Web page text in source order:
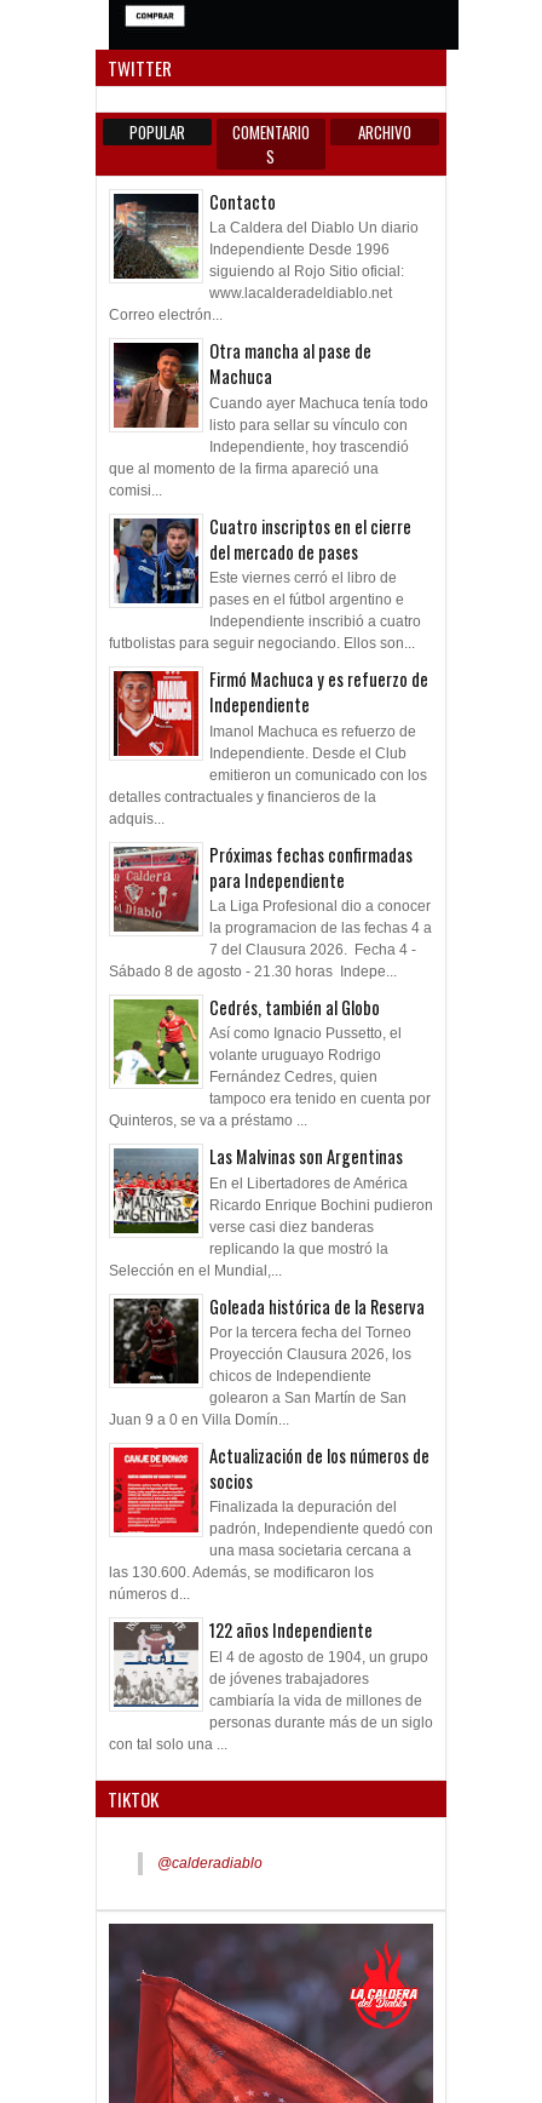
TWITTER
POPULAR
COMENTARIO
S
ARCHIVO
Contacto
La Caldera del Diablo Un diario
Independiente Desde 1996
siguiendo al Rojo Sitio oficial:
www.lacalderadeldiablo.net
Correo electrón...
Otra mancha al pase de
Machuca
Cuando ayer Machuca tenía todo
listo para sellar su vínculo con
Independiente, hoy trascendió
que al momento de la firma apareció una
comisi...
Cuatro inscriptos en el cierre
del mercado de pases
Este viernes cerró el libro de
pases en el fútbol argentino e
Independiente inscribió a cuatro
futbolistas para seguir negociando. Ellos son...
Firmó Machuca y es refuerzo de
Independiente
Imanol Machuca es refuerzo de
Independiente. Desde el Club
emitieron un comunicado con los
detalles contractuales y financieros de la
adquis...
Próximas fechas confirmadas
para Independiente
La Liga Profesional dio a conocer
la programacion de las fechas 4 a
7 del Clausura 2026. Fecha 4 -
Sábado 8 de agosto - 21.30 horas Indepe...
Cedrés, también al Globo
Así como Ignacio Pussetto, el
volante uruguayo Rodrigo
Fernández Cedres, quien
tampoco era tenido en cuenta por
Quinteros, se va a préstamo ...
Las Malvinas son Argentinas
En el Libertadores de América
Ricardo Enrique Bochini pudieron
verse casi diez banderas
replicando la que mostró la
Selección en el Mundial,...
Goleada histórica de la Reserva
Por la tercera fecha del Torneo
Proyección Clausura 2026, los
chicos de Independiente
golearon a San Martín de San
Juan 9 a 0 en Villa Domín...
Actualización de los números de
socios
Finalizada la depuración del
padrón, Independiente quedó con
una masa societaria cercana a
las 130.600. Además, se modificaron los
números d...
122 años Independiente
El 4 de agosto de 1904, un grupo
de jóvenes trabajadores
cambiaría la vida de millones de
personas durante más de un siglo
con tal solo una ...
TIKTOK
@calderadiablo